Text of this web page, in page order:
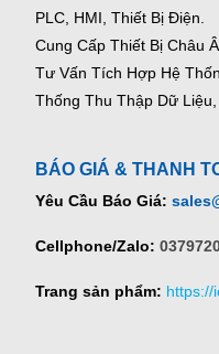
PLC, HMI, Thiết Bị Điện.
Cung Cấp Thiết Bị Châu
Tư Vấn Tích Hợp Hệ
Thống Thu Thập Dữ Liệu,
BÁO GIÁ & THANH
Yêu Cầu Báo Giá:
Cellphone/Zalo:
Trang sản phẩm: https://